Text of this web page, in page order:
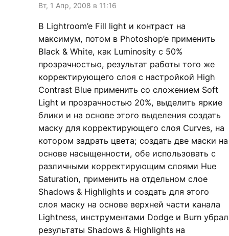
Вт, 1 Апр, 2008 в 11:16
В Lightroom’e Fill light и контраст на
максимум, потом в Photoshop’e применить
Black & White, как Luminosity c 50%
прозрачностью, результат работы того же
корректирующего слоя с настройкой High
Contrast Blue применить со сложением Soft
Light и прозрачностью 20%, выделить яркие
блики и на основе этого выделения создать
маску для корректирующего слоя Curves, на
котором задрать цвета; создать две маски на
основе насыщенности, обе использовать с
различными корректирующим слоями Hue
Saturation, применить на отдельном слое
Shadows & Highlights и создать для этого
слоя маску на основе верхней части канала
Lightness, инструментами Dodge и Burn убрал
результаты Shadows & Highlights на